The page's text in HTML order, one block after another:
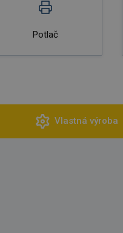
Potlač
Vlastná výroba